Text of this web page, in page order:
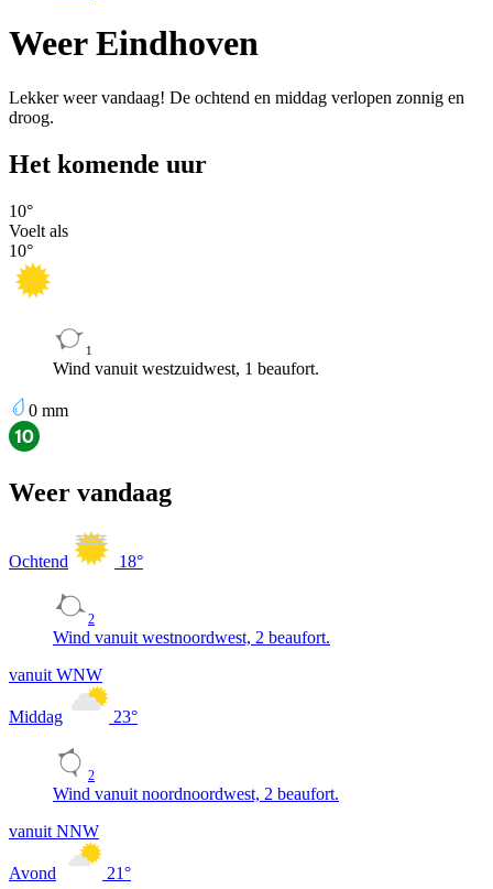
Weer Eindhoven
Lekker weer vandaag! De ochtend en middag verlopen zonnig en
droog.
Het komende uur
10°
Voelt als
10°
1
Wind vanuit westzuidwest, 1 beaufort.
0 mm
Weer vandaag
Ochtend 18°
2
Wind vanuit westnoordwest, 2 beaufort.
vanuit WNW
Middag 23°
2
Wind vanuit noordnoordwest, 2 beaufort.
vanuit NNW
Avond 21°